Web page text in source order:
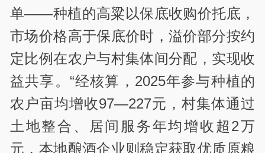
单——种植的高粱以保底收购价托底，
市场价格高于保底价时，溢价部分按约
定比例在农户与村集体间分配，实现收
益共享。“经核算，2025年参与种植的
农户亩均增收97—227元，村集体通过
土地整合、居间服务年均增收超2万
元，本地酿酒企业则稳定获取优质原粮